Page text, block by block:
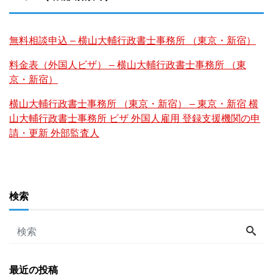
無料相談申込 – 横山大輔行政書士事務所 （東京・新宿）
料金表（外国人ビザ） – 横山大輔行政書士事務所 （東
京・新宿）
横山大輔行政書士事務所 （東京・新宿） – 東京・新宿 横
山大輔行政書士事務所 ビザ 外国人雇用 登録支援機関の申
請・更新 外部監査人
検索
最近の投稿